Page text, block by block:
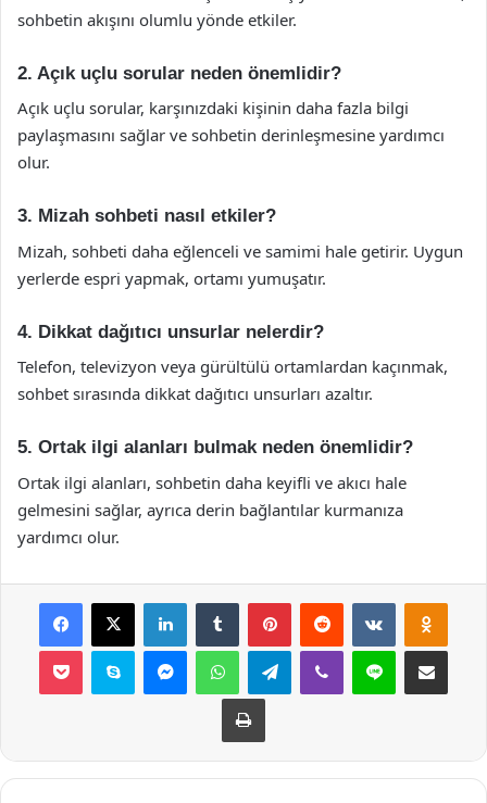
sohbetin akışını olumlu yönde etkiler.
2. Açık uçlu sorular neden önemlidir?
Açık uçlu sorular, karşınızdaki kişinin daha fazla bilgi
paylaşmasını sağlar ve sohbetin derinleşmesine yardımcı
olur.
3. Mizah sohbeti nasıl etkiler?
Mizah, sohbeti daha eğlenceli ve samimi hale getirir. Uygun
yerlerde espri yapmak, ortamı yumuşatır.
4. Dikkat dağıtıcı unsurlar nelerdir?
Telefon, televizyon veya gürültülü ortamlardan kaçınmak,
sohbet sırasında dikkat dağıtıcı unsurları azaltır.
5. Ortak ilgi alanları bulmak neden önemlidir?
Ortak ilgi alanları, sohbetin daha keyifli ve akıcı hale
gelmesini sağlar, ayrıca derin bağlantılar kurmanıza
yardımcı olur.
Facebook
X LinkedInTumblr PinterestReddit VKontakte
Pocket Skype MessengerWhatsAppTelegramViber Line E-Posta ile
Yazdır